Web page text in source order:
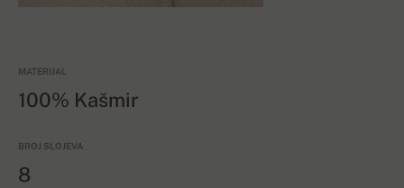
MATERIJAL
100% Kašmir
BROJ SLOJEVA
8